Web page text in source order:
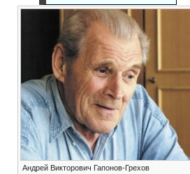
Андрей Викторович Гапонов-Грехов